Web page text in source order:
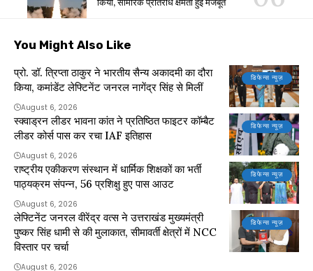
You Might Also Like
डिफेन्स न्यूज़
प्रो. डॉ. त्रिप्ता ठाकुर ने भारतीय सैन्य अकादमी का दौरा
किया, कमांडेंट लेफ्टिनेंट जनरल नागेंद्र सिंह से मिलीं
August 6, 2026
डिफेन्स न्यूज़
स्क्वाड्रन लीडर भावना कांत ने प्रतिष्ठित फाइटर कॉम्बैट
लीडर कोर्स पास कर रचा IAF इतिहास
August 6, 2026
डिफेन्स न्यूज़
राष्ट्रीय एकीकरण संस्थान में धार्मिक शिक्षकों का भर्ती
पाठ्यक्रम संपन्न, 56 प्रशिक्षु हुए पास आउट
August 6, 2026
डिफेन्स न्यूज़
लेफ्टिनेंट जनरल वीरेंद्र वत्स ने उत्तराखंड मुख्यमंत्री
पुष्कर सिंह धामी से की मुलाकात, सीमावर्ती क्षेत्रों में NCC
विस्तार पर चर्चा
August 6, 2026